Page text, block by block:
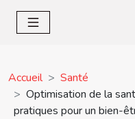
Accueil
Santé
Optimisation de la
pratiques pour un bien-